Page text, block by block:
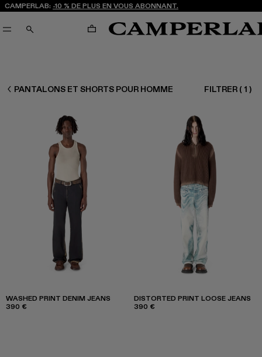
CAMPERLAB: -10 % DE PLUS EN VOUS ABONNANT.
RECHERCHE PANIER
HOMME READY TO WEAR
PANTALONS ET SHORTS POUR HOMME FILTRER ( 1 )
WASHED PRINT DENIM JEANS
390 €
DISTORTED PRINT LOOSE JEANS
390 €